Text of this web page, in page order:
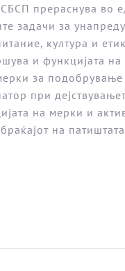
прераснува во
задачи за
култура и
и функцијата
за
при
на мерки и
на